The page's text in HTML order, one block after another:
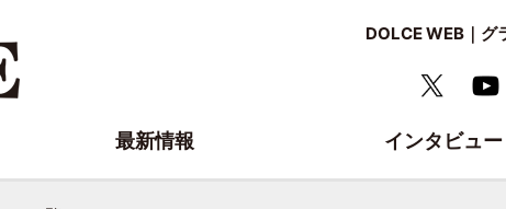
DOLCE WEB｜グ
最新情報 インタビュー